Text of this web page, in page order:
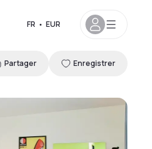
FR • EUR
Partager Enregistrer